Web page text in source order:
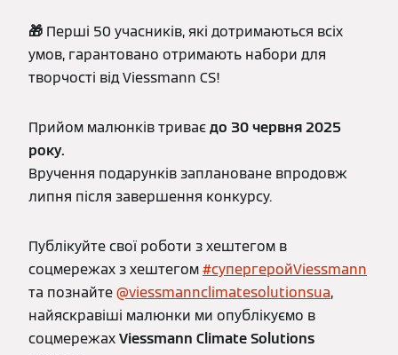
🎁 Перші 50 учасників, які дотримаються всіх
умов, гарантовано отримають набори для
творчості від Viessmann СS!
Прийом малюнків триваєдо 30 червня 2025
року.
Вручення подарунків заплановане впродовж
липня після завершення конкурсу.
Публікуйте свої роботи з хештегом в
соцмережах з хештегом#cупергеройViessmann
та познайте@viessmannclimatesolutionsua,
найяскравіші малюнки ми опублікуємо в
соцмережахViessmann Climate Solutions